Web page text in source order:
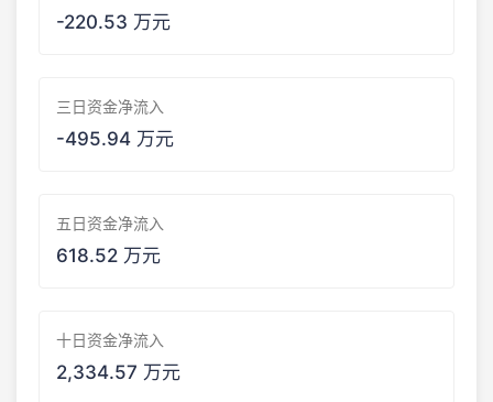
-220.53 万元
三日资金净流入
-495.94 万元
五日资金净流入
618.52 万元
十日资金净流入
2,334.57 万元